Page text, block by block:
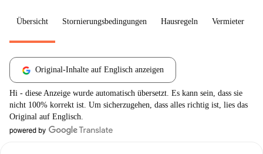
Übersicht Stornierungsbedingungen Hausregeln Vermieter
Original-Inhalte auf Englisch anzeigen
Hi - diese Anzeige wurde automatisch übersetzt. Es kann sein, dass sie
nicht 100% korrekt ist. Um sicherzugehen, dass alles richtig ist, lies das
Original auf Englisch.